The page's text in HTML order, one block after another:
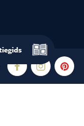
Download
inspiratiegids